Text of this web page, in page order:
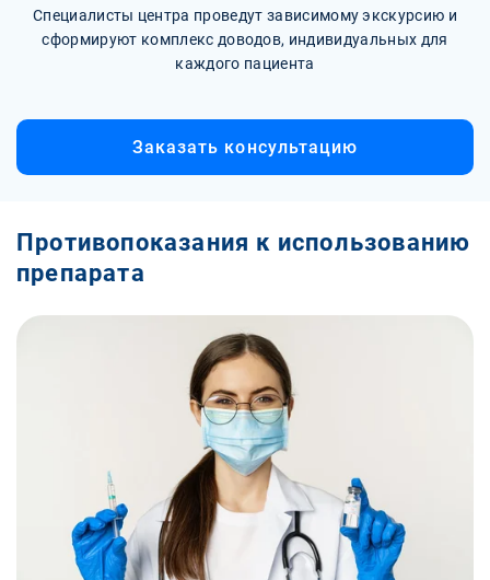
Специалисты центра проведут зависимому экскурсию и
сформируют комплекс доводов, индивидуальных для
каждого пациента
Заказать консультацию
Противопоказания к использованию
препарата